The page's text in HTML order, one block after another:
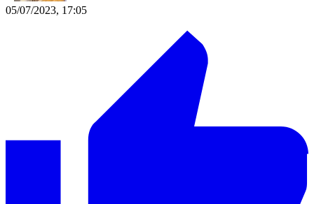
05/07/2023, 17:05